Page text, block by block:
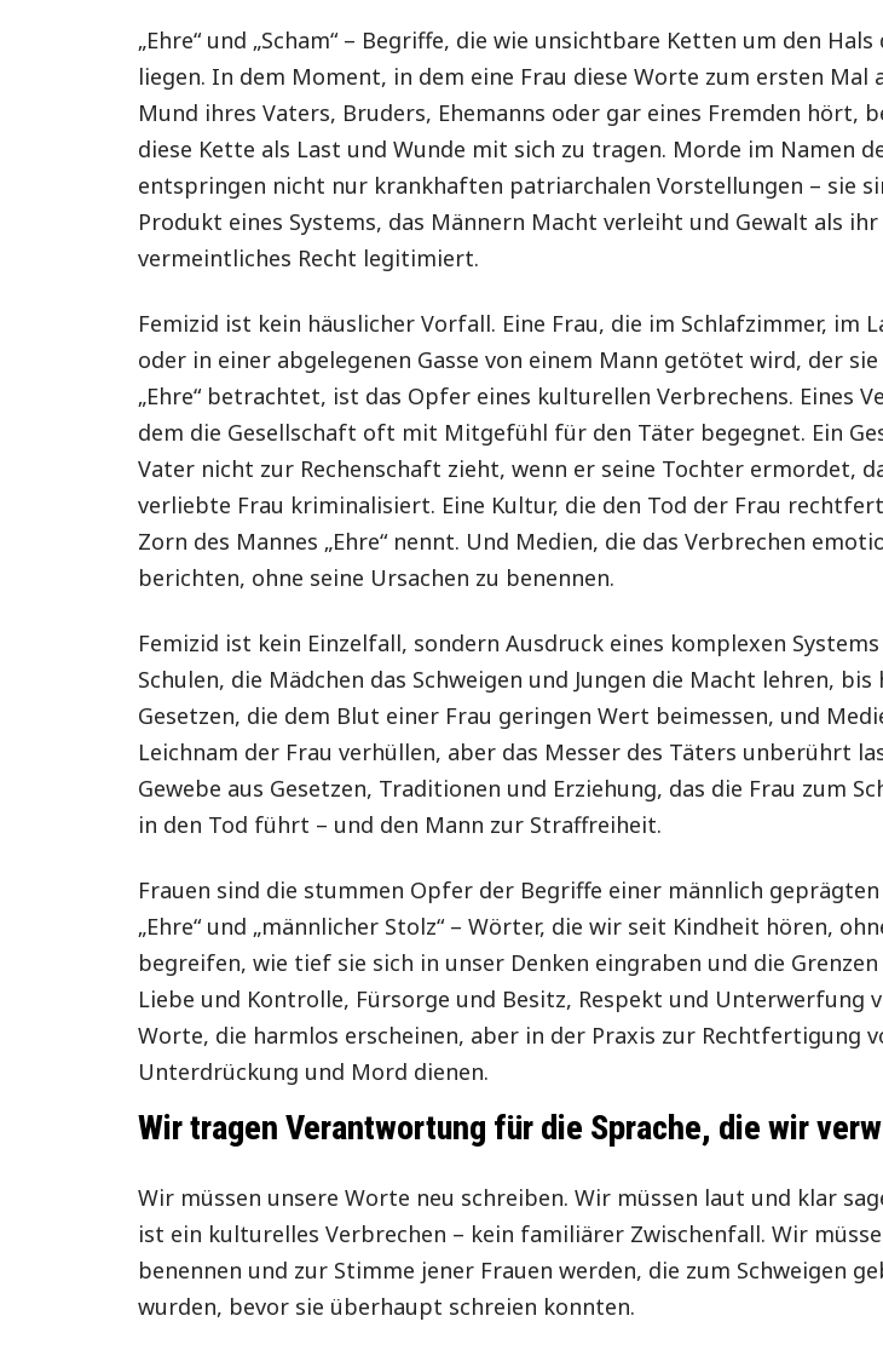
„Ehre“ und „Scham“ – Begriffe, die wie unsichtbare Ketten um den Hals
liegen. In dem Moment, in dem eine Frau diese Worte zum ersten Mal
Mund ihres Vaters, Bruders, Ehemanns oder gar eines Fremden hört,
diese Kette als Last und Wunde mit sich zu tragen. Morde im Namen
entspringen nicht nur krankhaften patriarchalen Vorstellungen – sie
Produkt eines Systems, das Männern Macht verleiht und Gewalt als ihr
vermeintliches Recht legitimiert.
Femizid ist kein häuslicher Vorfall. Eine Frau, die im Schlafzimmer, im
oder in einer abgelegenen Gasse von einem Mann getötet wird, der
„Ehre“ betrachtet, ist das Opfer eines kulturellen Verbrechens. Eines
dem die Gesellschaft oft mit Mitgefühl für den Täter begegnet. Ein
Vater nicht zur Rechenschaft zieht, wenn er seine Tochter ermordet,
verliebte Frau kriminalisiert. Eine Kultur, die den Tod der Frau
Zorn des Mannes „Ehre“ nennt. Und Medien, die das Verbrechen
berichten, ohne seine Ursachen zu benennen.
Femizid ist kein Einzelfall, sondern Ausdruck eines komplexen Systems
Schulen, die Mädchen das Schweigen und Jungen die Macht lehren, bis
Gesetzen, die dem Blut einer Frau geringen Wert beimessen, und
Leichnam der Frau verhüllen, aber das Messer des Täters unberührt
Gewebe aus Gesetzen, Traditionen und Erziehung, das die Frau zum
in den Tod führt – und den Mann zur Straffreiheit.
Frauen sind die stummen Opfer der Begriffe einer männlich
„Ehre“ und „männlicher Stolz“ – Wörter, die wir seit Kindheit hören,
begreifen, wie tief sie sich in unser Denken eingraben und die Grenzen
Liebe und Kontrolle, Fürsorge und Besitz, Respekt und Unterwerfung
Worte, die harmlos erscheinen, aber in der Praxis zur Rechtfertigung
Unterdrückung und Mord dienen.
Wir tragen Verantwortung für die Sprache, die wir
Wir müssen unsere Worte neu schreiben. Wir müssen laut und klar
ist ein kulturelles Verbrechen – kein familiärer Zwischenfall. Wir
benennen und zur Stimme jener Frauen werden, die zum Schweigen
wurden, bevor sie überhaupt schreien konnten.